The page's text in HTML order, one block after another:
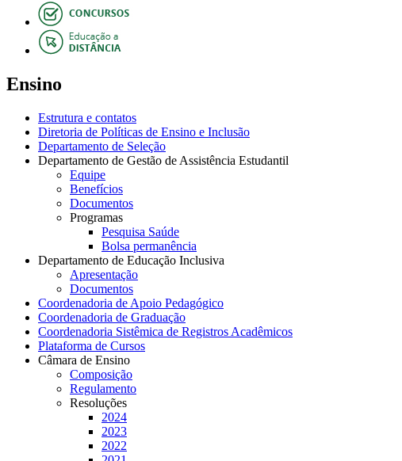
Ensino
Estrutura e contatos
Diretoria de Políticas de Ensino e Inclusão
Departamento de Seleção
Departamento de Gestão de Assistência Estudantil
Equipe
Benefícios
Documentos
Programas
Pesquisa Saúde
Bolsa permanência
Departamento de Educação Inclusiva
Apresentação
Documentos
Coordenadoria de Apoio Pedagógico
Coordenadoria de Graduação
Coordenadoria Sistêmica de Registros Acadêmicos
Plataforma de Cursos
Câmara de Ensino
Composição
Regulamento
Resoluções
2024
2023
2022